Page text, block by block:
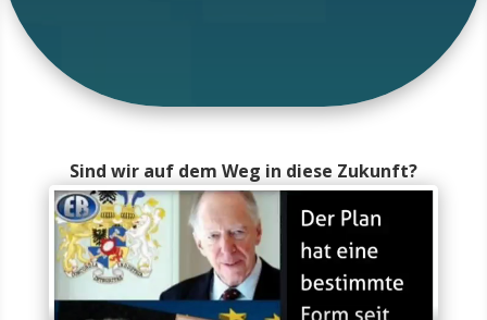
Sind wir auf dem Weg in diese Zukunft?